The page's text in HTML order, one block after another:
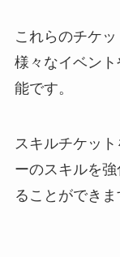
これらのチケ
様々なイベン
能です。
スキルチケッ
ーのスキルを
ることができま